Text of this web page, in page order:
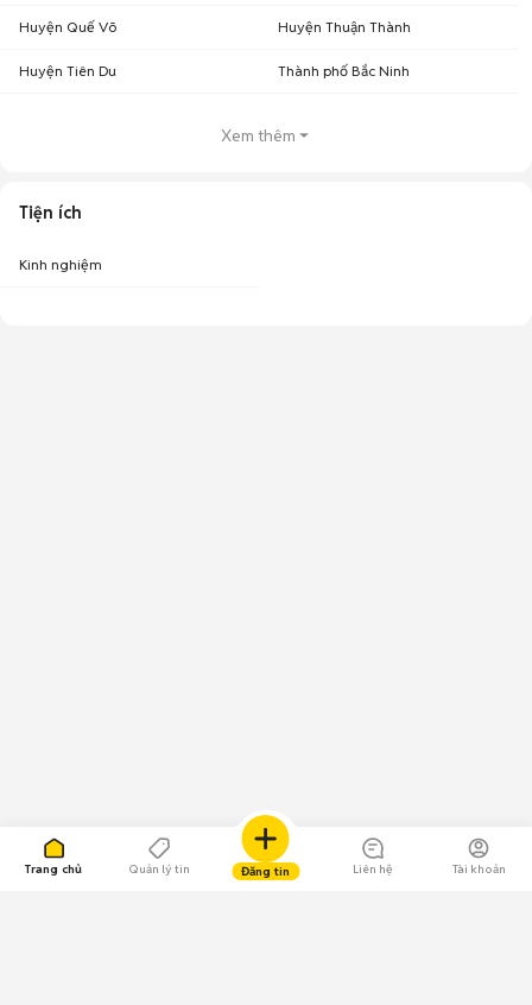
Trang chủ Quản lý tin Đăng tin Liên hệ Tài khoản
Huyện Quế Võ Huyện Thuận Thành
Huyện Tiên Du Thành phố Bắc Ninh
Xem thêm
Tiện ích
Kinh nghiệm